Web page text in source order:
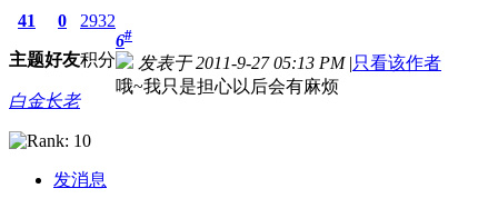
41
主题
0
好友
2932
积分
白金长老
发消息
6#
发表于 2011-9-27 05:13 PM |只看该作者
哦~我只是担心以后会有麻烦